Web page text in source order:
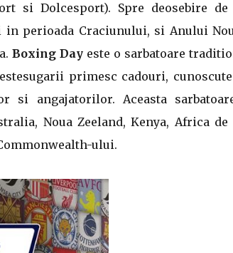
si Dolcesport). Spre deosebire de
perioada Craciunului, si Anului
Boxing Dayeste o sarbatoare
primesc cadouri,
angajatorilor. Aceasta
Noua Zeeland, Kenya, Africa de
ului.